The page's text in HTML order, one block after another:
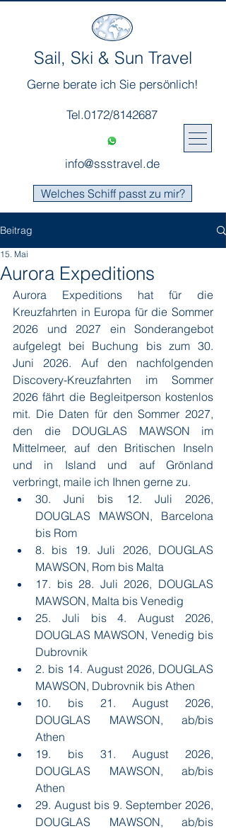
Sail, Ski & Sun Travel
Gerne berate ich Sie persönlich!
Tel.0172/8142687
info@ssstravel.de
Welches Schiff passt zu mir?
Beitrag
Aurora Expeditions
15. Mai
Aurora Expeditions hat für die
Kreuzfahrten in Europa für die Sommer
2026 und 2027 ein Sonderangebot
aufgelegt bei Buchung bis zum 30.
Juni 2026. Auf den nachfolgenden
Discovery-Kreuzfahrten im Sommer
2026 fährt die Begleitperson kostenlos
mit. Die Daten für den Sommer 2027,
den die DOUGLAS MAWSON im
Mittelmeer, auf den Britischen Inseln
und in Island und auf Grönland
verbringt, maile ich Ihnen gerne zu.
30. Juni bis 12. Juli 2026,
DOUGLAS MAWSON, Barcelona
bis Rom
8. bis 19. Juli 2026, DOUGLAS
MAWSON, Rom bis Malta
17. bis 28. Juli 2026, DOUGLAS
MAWSON, Malta bis Venedig
25. Juli bis 4. August 2026,
DOUGLAS MAWSON, Venedig bis
Dubrovnik
2. bis 14. August 2026, DOUGLAS
MAWSON, Dubrovnik bis Athen
10. bis 21. August 2026,
DOUGLAS MAWSON, ab/bis
Athen
19. bis 31. August 2026,
DOUGLAS MAWSON, ab/bis
Athen
29. August bis 9. September 2026,
DOUGLAS MAWSON, ab/bis